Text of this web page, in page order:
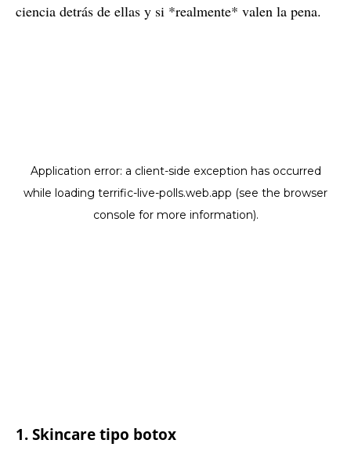
ciencia detrás de ellas y si *realmente* valen la pena.
1. Skincare tipo botox